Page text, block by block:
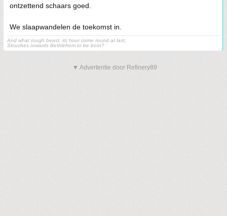
ontzettend schaars goed.
We slaapwandelen de toekomst in.
And what rough beast, its hour come round at last,
Slouches towards Bethlehem to be born?
▼ Advertentie door Refinery89